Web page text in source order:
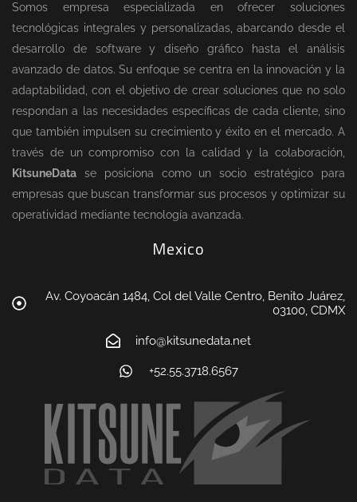
Somos empresa especializada en ofrecer soluciones
tecnológicas integrales y personalizadas, abarcando desde el
desarrollo de software y diseño gráfico hasta el análisis
avanzado de datos. Su enfoque se centra en la innovación y la
adaptabilidad, con el objetivo de crear soluciones que no solo
respondan a las necesidades específicas de cada cliente, sino
que también impulsen su crecimiento y éxito en el mercado. A
través de un compromiso con la calidad y la colaboración,
KitsuneData se posiciona como un socio estratégico para
empresas que buscan transformar sus procesos y optimizar su
operatividad mediante tecnología avanzada.
Mexico
Av. Coyoacán 1484, Col del Valle Centro, Benito Juárez,
03100, CDMX
info@kitsunedata.net
+52.55.3718.6567